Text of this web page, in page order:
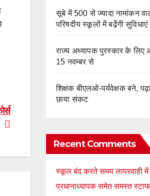
सूबे में 500 से ज्यादा नामांकन
परिषदीय स्कूलों में बढ़ेंगी सुविधाएं
राज्य अध्यापक पुरस्कार के लिए
15 नवम्बर से
शिक्षक बीएलओ-पर्यवेक्षक बने,
छाया संकट
Recent Comments
स्कूल बंद करते समय लापरवाही में
प्रधानाध्यापक समेत समस्त स्टाफ